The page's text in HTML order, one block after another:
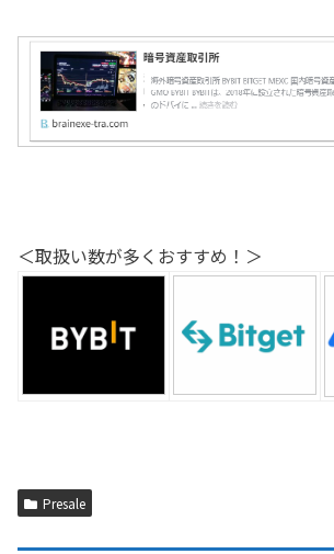
＜取扱い数が多くおすすめ！＞
Presale